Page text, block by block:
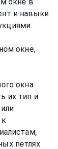
и навыки
окне,
окна:
их тип и
петлях